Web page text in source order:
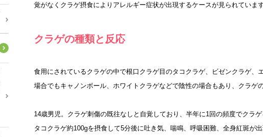
覚がなくクラゲ摂食によりアレルギー症状が出現するケースが見られています
クラゲの種類と反応
食用にされているクラゲの中で根口クラゲ目のタコクラゲ、ビゼンクラゲ
場合でもキャノンボール、ホワイトクラゲなどで陰性の場合もあり、クラゲ
14歳男児。クラゲ刺傷の既往なしと自覚しており、半年に1回の頻度でクラ
タコクラゲ約100gを摂食して5分後に吐き気、喘鳴、呼吸困難、全身紅斑が出